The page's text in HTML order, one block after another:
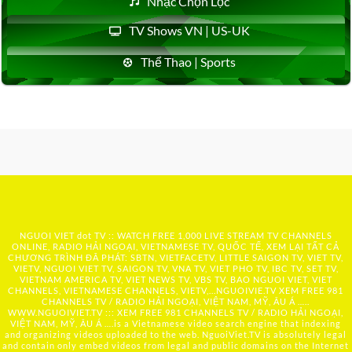
TV Shows VN | US-UK
Thể Thao | Sports
NGUOI VIET dot TV :: WATCH FREE 1,000 LIVE STREAM TV CHANNELS
ONLINE, RADIO HẢI NGOẠI, VIETNAMESE TV, QUỐC TẾ, XEM LẠI TẤT CẢ
CHƯƠNG TRÌNH ĐÃ PHÁT: SBTN, VIETFACETV, LITTLE SAIGON TV, VIET TV,
VIETV, NGUOI VIET TV, SAIGON TV, VNA TV, VIET PHO TV, IBC TV, SET TV,
VIETNAM AMERICA TV, VIET NEWS TV, VBS TV, BAO NGUOI VIET, VIET
CHANNELS, VIETNAMESE CHANNELS, VIETV,... NGUOIVIE.TV XEM FREE 981
CHANNELS TV / RADIO HẢI NGOẠI, VIỆT NAM, MỸ, ÂU Á …..
WWW.NGUOIVIET.TV ::: XEM FREE 981 CHANNELS TV / RADIO HẢI NGOẠI,
VIỆT NAM, MỸ, ÂU Á ….is a Vietnamese video search engine that indexing
and organizing videos uploaded to the web. NguoiViet.TV is absolutely legal
and contain only embed videos from legal and public domains on the Internet